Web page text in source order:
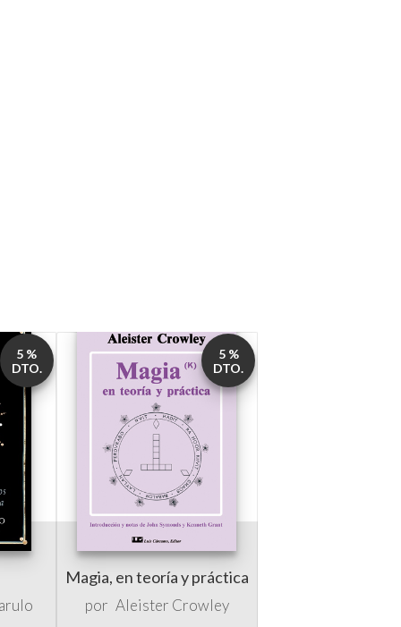
5 %
DTO.
Magia, en teoría y práctica
por Aleister Crowley
5 %
DTO.